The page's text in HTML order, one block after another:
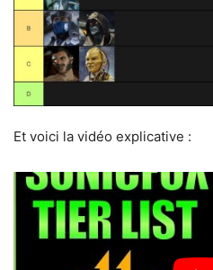
Et voici la vidéo explicative :